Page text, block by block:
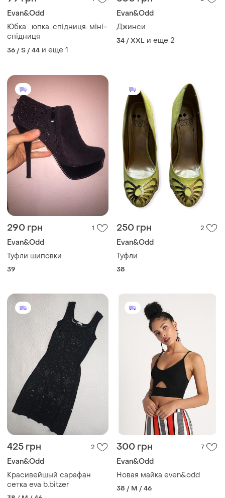
Evan&Odd
Юбка . юпка. спідниця. міні-
спідниця
36 / S / 44 и еще 1
Evan&Odd
Джинси
34 / XXL и еще 2
290 грн 1
Evan&Odd
Туфли шиповки
39
250 грн 2
Evan&Odd
Туфли
38
425 грн 2
Evan&Odd
Красивейшый сарафан
сетка eva b.bitzer
300 грн 7
Evan&Odd
Новая майка even&odd
38 / M / 46